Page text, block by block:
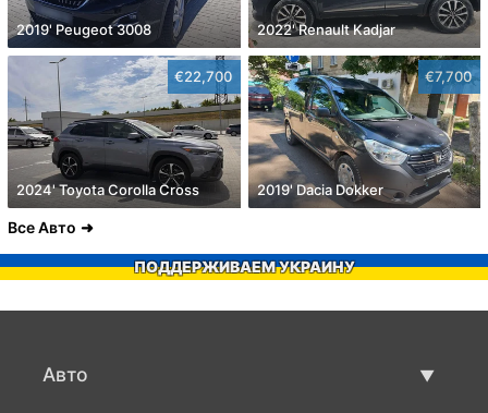
2019' Peugeot 3008 2022' Renault Kadjar
€22,700
2024' Toyota Corolla Cross
€7,700
2019' Dacia Dokker
Все Авто
ПОДДЕРЖИВАЕМ УКРАИНУ
Авто